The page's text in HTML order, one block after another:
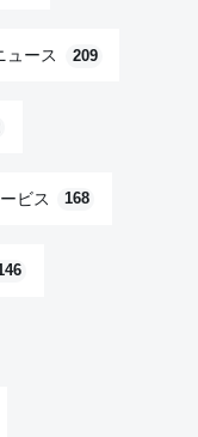
ュース 209
ビス 168